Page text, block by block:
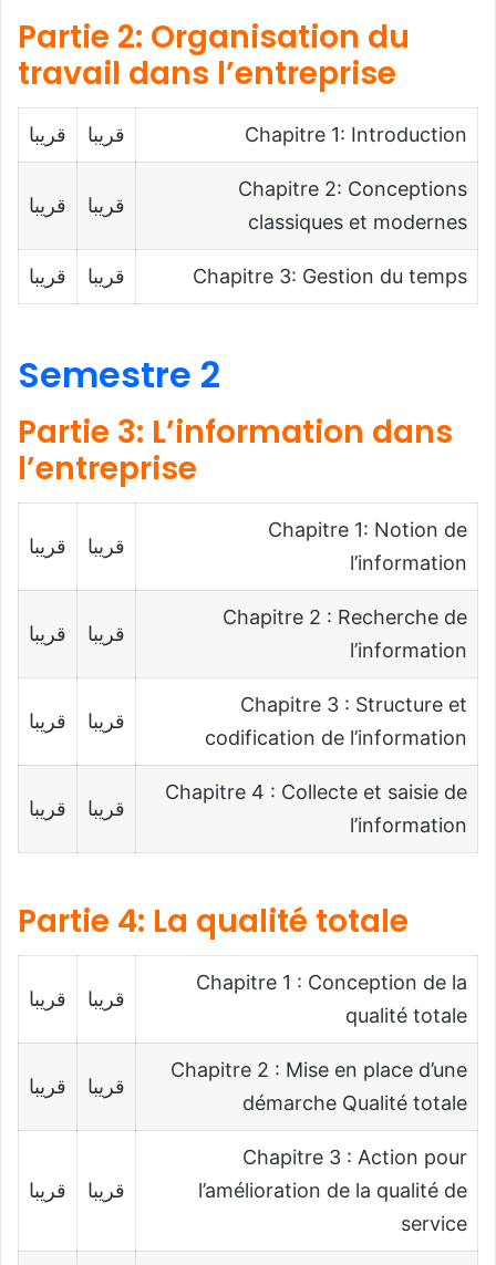
Partie 2: Organisation du
travail dans l’entreprise
Chapitre 1: Introduction قريبا قريبا
Chapitre 2: Conceptions
classiques et modernes
قريبا قريبا
Chapitre 3: Gestion du temps قريبا قريبا
Semestre 2
Partie 3: L’information dans
l’entreprise
Chapitre 1: Notion de
l’information
قريبا قريبا
Chapitre 2 : Recherche de
l’information
قريبا قريبا
Chapitre 3 : Structure et
codification de l’information
قريبا قريبا
Chapitre 4 : Collecte et saisie de
l’information
قريبا قريبا
Partie 4: La qualité totale
Chapitre 1 : Conception de la
qualité totale
قريبا قريبا
Chapitre 2 : Mise en place d’une
démarche Qualité totale
قريبا قريبا
Chapitre 3 : Action pour
l’amélioration de la qualité de
service
قريبا قريبا